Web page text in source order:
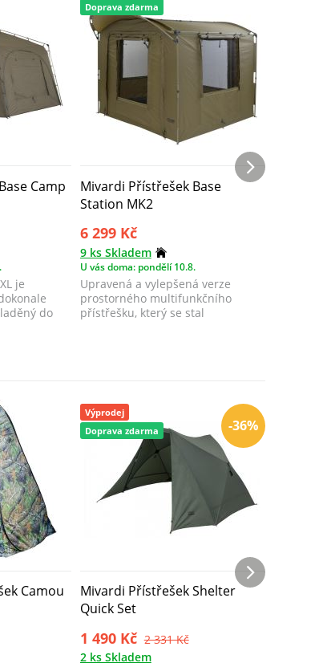
Camp
je
do
Doprava zdarma
Mivardi Přístřešek Base
Station MK2
6 299 Kč
9 ks Skladem
U vás doma: pondělí 10.8.
Upravená a vylepšená verze
prostorného multifunkčního
přístřešku, který se stal
Camou
-36%
Výprodej
Doprava zdarma
Mivardi Přístřešek Shelter
Quick Set
1 490 Kč 2 331 Kč
2 ks Skladem